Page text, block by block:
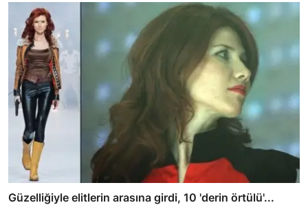
Güzelliğiyle elitlerin arasına girdi, 10 'derin örtülü'...